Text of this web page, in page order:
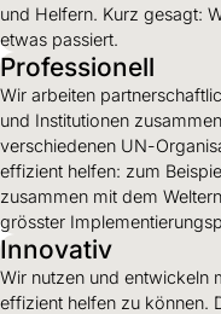
und Helfern. Kurz gesagt:
etwas passiert.
Professionell
Wir arbeiten
und Institutionen
verschiedenen UN-
effizient helfen: zum
zusammen mit dem
grösster
Innovativ
Wir nutzen und entwickeln
effizient helfen zu können.